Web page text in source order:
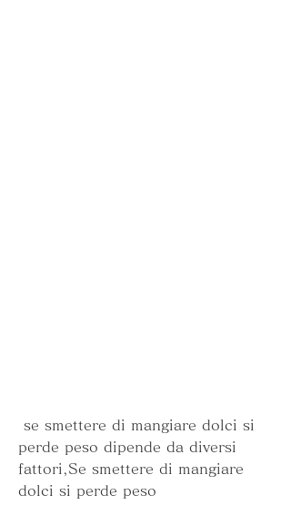
perde peso dipende da diversi
fattori,Se smettere di mangiare
dolci si perde peso